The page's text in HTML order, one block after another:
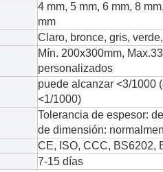
4 mm, 5 mm, 6 mm, 8
mm
Claro, bronce, gris, verde,
Mín. 200x300mm,
personalizados
puede alcanzar <3/1000
<1/1000)
Tolerancia de espesor:
de dimensión:
CE, ISO, CCC, BS6202,
7-15 días